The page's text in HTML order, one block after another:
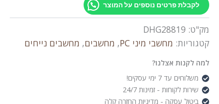
N97/12GB/256GB/
פרטים נוספים על המוצר
DHG28819
מחשבי מיני PC ,מחשבים,מחשבים נייחים
אצלנו?
עד 7 ימי עסקים!
לקוחות - זמינות 24/7
עסקה - מדיניות החזרה קלה